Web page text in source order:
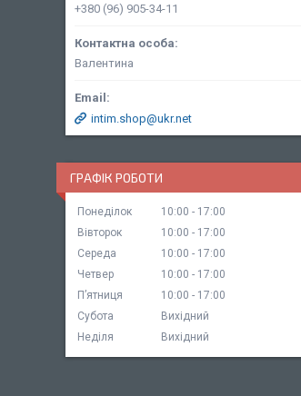
+380 (96) 905-34-11
Валентина
intim.shop@ukr.net
ГРАФІК РОБОТИ
Понеділок 10:00
17:00
Вівторок
10:00
17:00
Середа
10:00
17:00
Четвер
10:00
17:00
Пʼятниця
10:00
17:00
Субота
Вихідний
Неділя
Вихідний